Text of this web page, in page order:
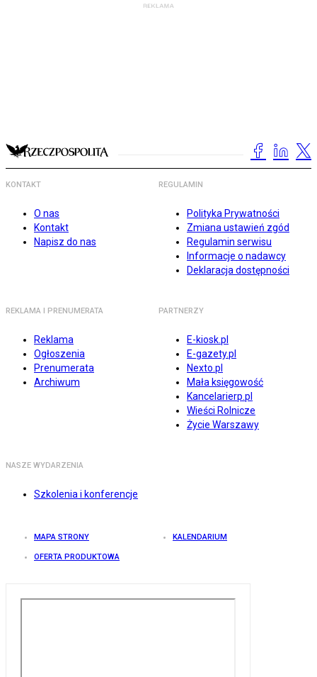
KONTAKT
O nas
Kontakt
Napisz do nas
REGULAMIN
Polityka Prywatności
Zmiana ustawień zgód
Regulamin serwisu
Informacje o nadawcy
Deklaracja dostępności
REKLAMA I PRENUMERATA
Reklama
Ogłoszenia
Prenumerata
Archiwum
PARTNERZY
E-kiosk.pl
E-gazety.pl
Nexto.pl
Mała księgowość
Kancelarierp.pl
Wieści Rolnicze
Życie Warszawy
NASZE WYDARZENIA
Szkolenia i konferencje
MAPA STRONY KALENDARIUM
OFERTA PRODUKTOWA